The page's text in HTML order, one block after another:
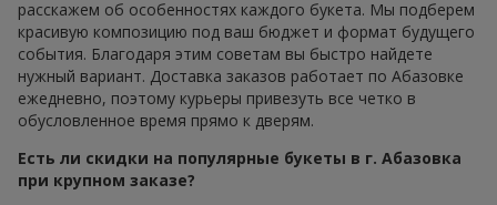
расскажем об особенностях каждого букета. Мы подберем
красивую композицию под ваш бюджет и формат будущего
события. Благодаря этим советам вы быстро найдете
нужный вариант. Доставка заказов работает по Абазовке
ежедневно, поэтому курьеры привезуть все четко в
обусловленное время прямо к дверям.
Есть ли скидки на популярные букеты в г. Абазовка
при крупном заказе?